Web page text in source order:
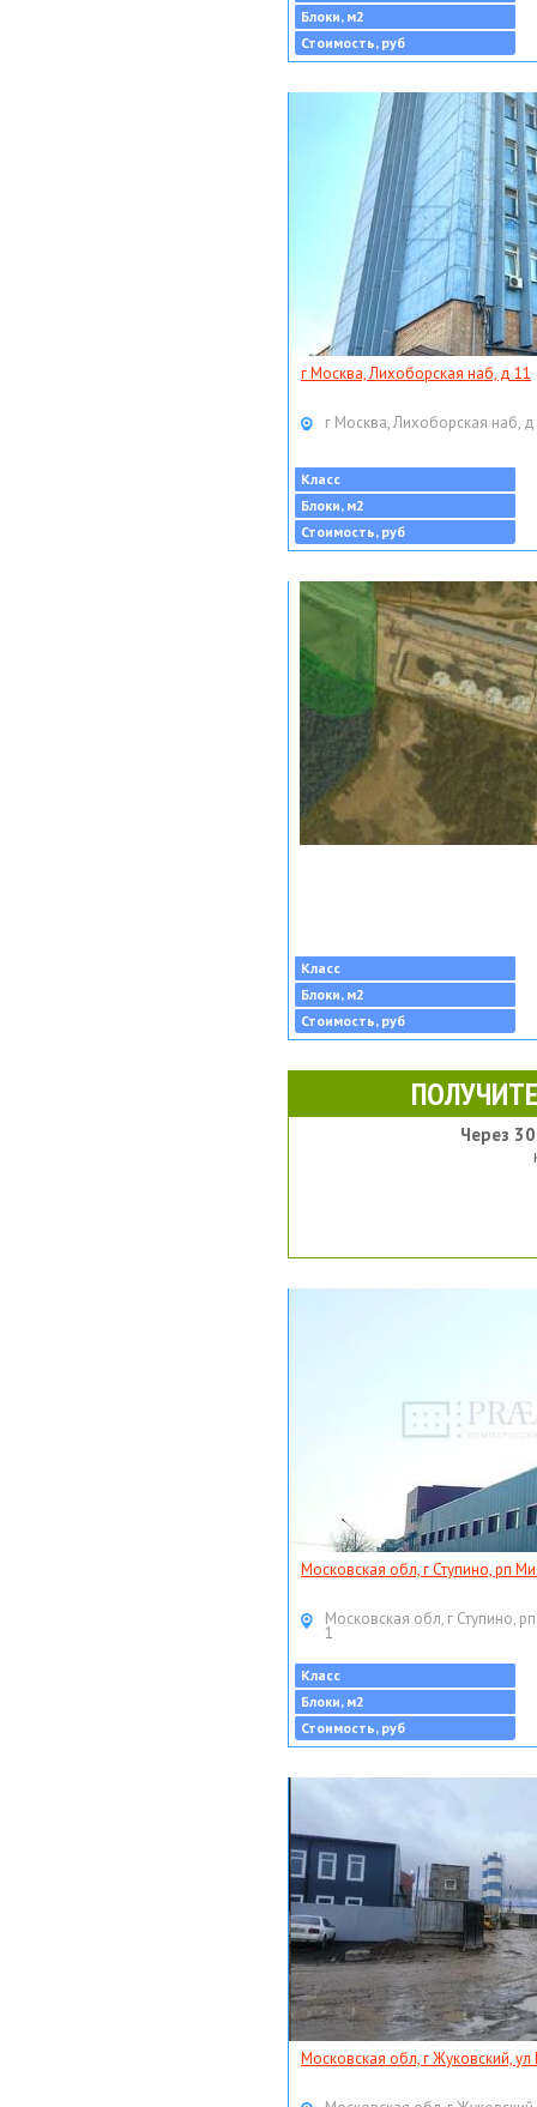
Блоки, м2
Стоимость, руб
г Москва, Лихоборская наб, д 11
г Москва, Лихоборская наб,
Класс
Блоки, м2
Стоимость, руб
Класс
Блоки, м2
Стоимость, руб
Через
Московская обл, г Ступино, рп
Московская обл, г Ступино,
1
Класс
Блоки, м2
Стоимость, руб
Московская обл, г Жуковский,